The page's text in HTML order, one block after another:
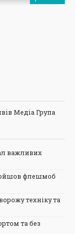
Медіа Група
важливих
флешмоб
техніку та
та без